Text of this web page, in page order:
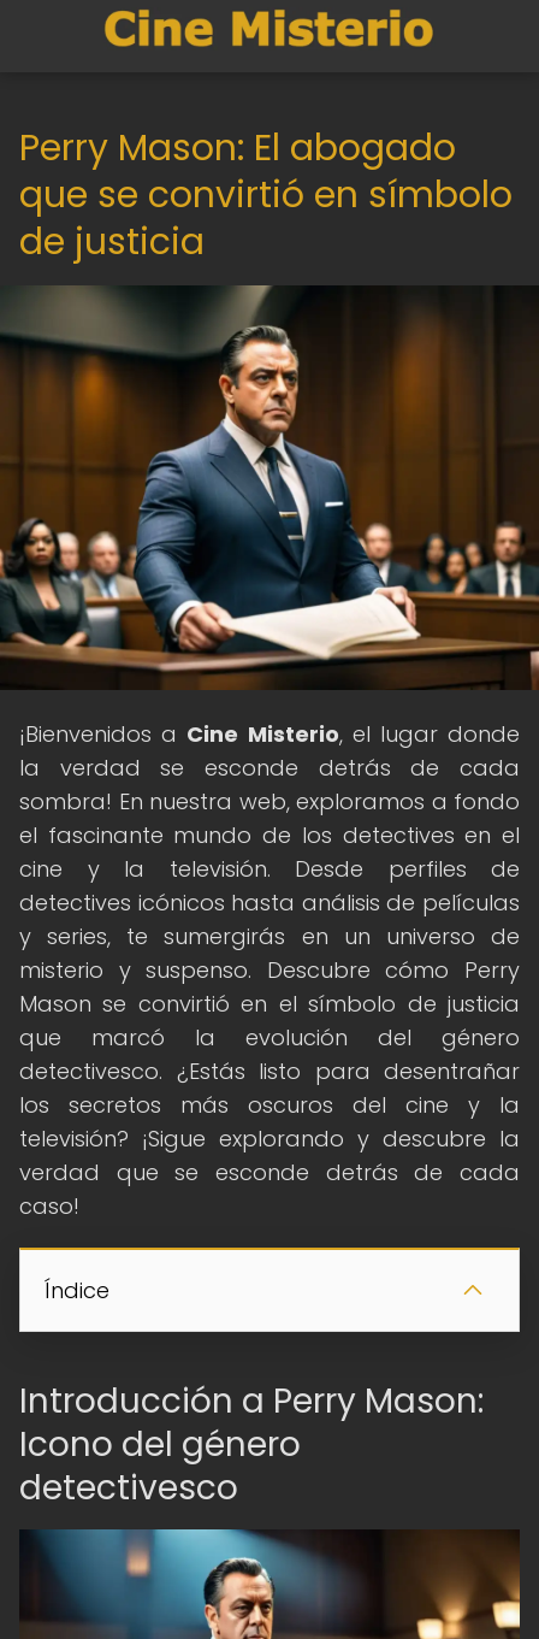
Perry Mason: El abogado
que se convirtió en símbolo
de justicia
¡Bienvenidos a Cine Misterio, el lugar donde
la verdad se esconde detrás de cada
sombra! En nuestra web, exploramos a fondo
el fascinante mundo de los detectives en el
cine y la televisión. Desde perfiles de
detectives icónicos hasta análisis de películas
y series, te sumergirás en un universo de
misterio y suspenso. Descubre cómo Perry
Mason se convirtió en el símbolo de justicia
que marcó la evolución del género
detectivesco. ¿Estás listo para desentrañar
los secretos más oscuros del cine y la
televisión? ¡Sigue explorando y descubre la
verdad que se esconde detrás de cada
caso!
Índice
Introducción a Perry Mason:
Icono del género
detectivesco